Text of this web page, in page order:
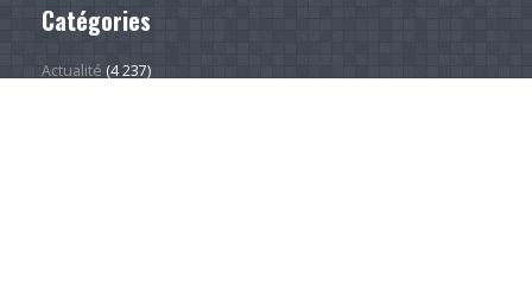
Catégories
Actualité (4 237)